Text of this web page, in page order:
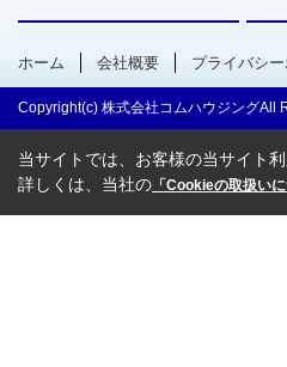
ホーム 会社概要 プライバシ
Copyright(c) 株式会社コムハウジングAll
当サイトでは、お客様の当サイト
詳しくは、当社の 「Cookieの取扱いに